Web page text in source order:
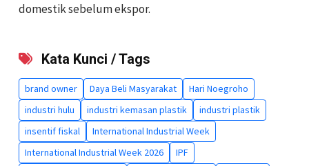
domestik sebelum ekspor.
Kata Kunci / Tags
brand owner Daya Beli Masyarakat
Hari Noegroho
industri hulu
industri kemasan plastik
industri plastik
insentif fiskal
International Industrial Week
International Industrial Week 2026
IPF